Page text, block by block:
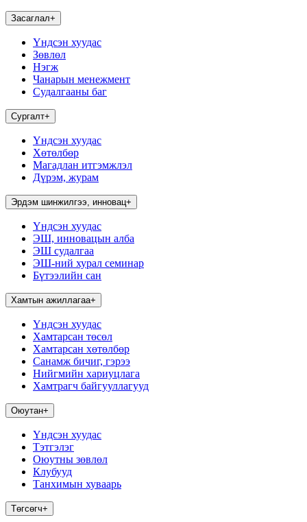
Засаглал+
Үндсэн хуудас
Зөвлөл
Нэгж
Чанарын менежмент
Судалгааны баг
Сургалт+
Үндсэн хуудас
Хөтөлбөр
Магадлан итгэмжлэл
Дүрэм, журам
Эрдэм шинжилгээ, инновац+
Үндсэн хуудас
ЭШ, инновацын алба
ЭШ судалгаа
ЭШ-ний хурал семинар
Бүтээлийн сан
Хамтын ажиллагаа+
Үндсэн хуудас
Хамтарсан төсөл
Хамтарсан хөтөлбөр
Санамж бичиг, гэрээ
Нийгмийн хариуцлага
Хамтрагч байгууллагууд
Оюутан+
Үндсэн хуудас
Тэтгэлэг
Оюутны зөвлөл
Клубууд
Танхимын хуваарь
Төгсөгч+